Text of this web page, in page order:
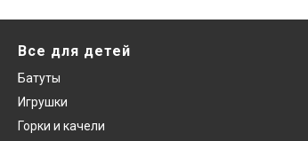
Все для детей
Батуты
Игрушки
Горки и качели